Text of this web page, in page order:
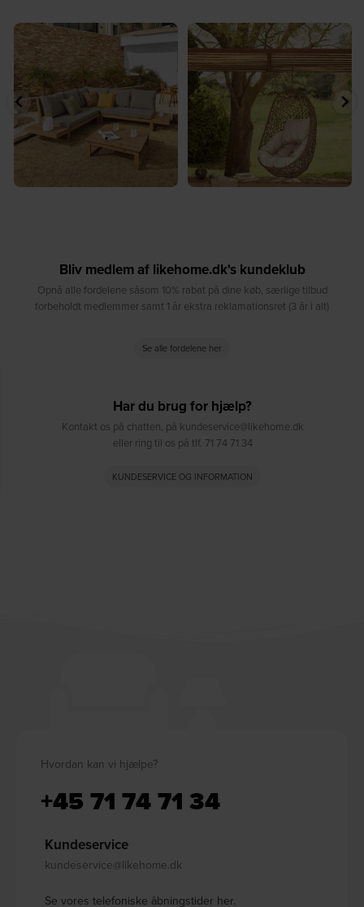
☀️ Sommerens naturlige
samlingspunkt⁠
8 0
☀️ Find dit yndlingssted denne
sommer⁠
...
8 0
Bliv medlem af likehome.dk's kundeklub
Opnå alle fordelene såsom 10% rabat på dine køb, særlige tilbud
forbeholdt medlemmer samt 1 år ekstra reklamationsret (3 år i alt)
Se alle fordelene her
Har du brug for hjælp?
Kontakt os på chatten, på kundeservice@likehome.dk
eller ring til os på tlf. 71 74 71 34
KUNDESERVICE OG INFORMATION
Hvordan kan vi hjælpe?
+45 71 74 71 34
Kundeservice
kundeservice@likehome.dk
Se vores telefoniske åbningstider her.